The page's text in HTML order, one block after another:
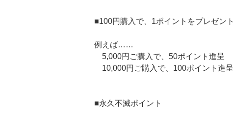
■100円購入で、1ポイントをプレゼント
例えば……
5,000円ご購入で、50ポイント進呈
10,000円ご購入で、100ポイント進呈
■永久不滅ポイント